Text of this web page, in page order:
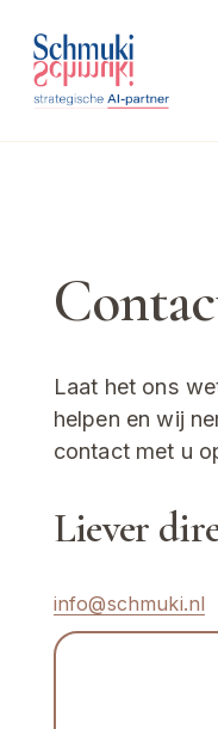
Laat het ons
helpen en wij
contact met u
Liever
info@schmuki.nl